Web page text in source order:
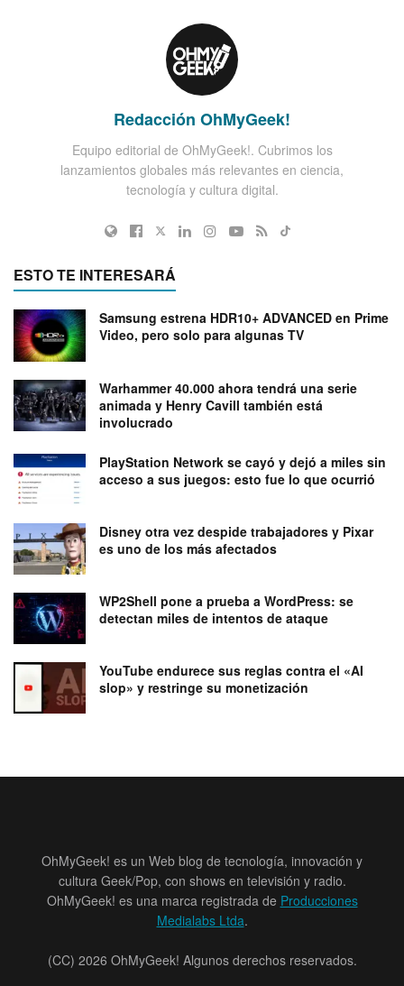
Redacción OhMyGeek!
Equipo editorial de OhMyGeek!. Cubrimos los
lanzamientos globales más relevantes en ciencia,
tecnología y cultura digital.
ESTO TE INTERESARÁ
Samsung estrena HDR10+ ADVANCED en Prime
Video, pero solo para algunas TV
Warhammer 40.000 ahora tendrá una serie
animada y Henry Cavill también está
involucrado
PlayStation Network se cayó y dejó a miles sin
acceso a sus juegos: esto fue lo que ocurrió
Disney otra vez despide trabajadores y Pixar
es uno de los más afectados
WP2Shell pone a prueba a WordPress: se
detectan miles de intentos de ataque
YouTube endurece sus reglas contra el «AI
slop» y restringe su monetización
OhMyGeek! es un Web blog de tecnología, innovación y
cultura Geek/Pop, con shows en televisión y radio.
OhMyGeek! es una marca registrada de Producciones
Medialabs Ltda.
(CC) 2026 OhMyGeek! Algunos derechos reservados.